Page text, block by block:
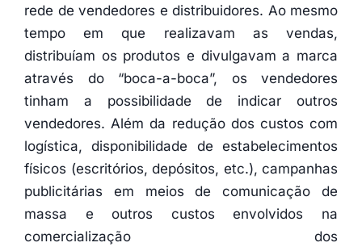
rede de vendedores e distribuidores. Ao mesmo
tempo em que realizavam as vendas,
distribuíam os produtos e divulgavam a marca
através do “boca-a-boca”, os vendedores
tinham a possibilidade de indicar outros
vendedores. Além da redução dos custos com
logística, disponibilidade de estabelecimentos
físicos (escritórios, depósitos, etc.), campanhas
publicitárias em meios de comunicação de
massa e outros custos envolvidos na
comercialização dos